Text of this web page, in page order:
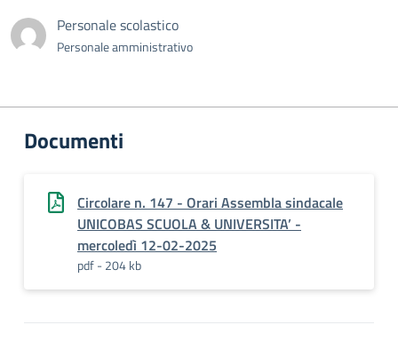
Personale scolastico
Personale amministrativo
Documenti
Circolare n. 147 - Orari Assembla sindacale
UNICOBAS SCUOLA & UNIVERSITA’ -
mercoledì 12-02-2025
pdf - 204 kb